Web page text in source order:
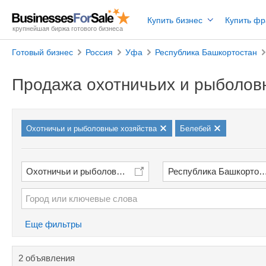
крупнейшая биржа готового бизнеса
Купить бизнес Купить
Готовый бизнес Россия Уфа Республика Башкортостан
Продажа охотничьих и
Охотничьи и рыболовные хозяйства Белебей
Охотничьи и рыболовные хозяйстваРеспублика
Еще фильтры
2 объявления